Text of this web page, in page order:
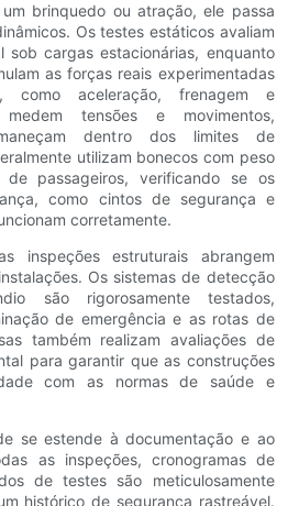
brinquedo ou atração, ele passa
Os testes estáticos avaliam
sob cargas estacionárias, enquanto
as forças reais experimentadas
como aceleração, frenagem e
medem tensões e movimentos,
dentro dos limites de
utilizam bonecos com peso
passageiros, verificando se os
como cintos de segurança e
corretamente.
inspeções estruturais abrangem
Os sistemas de detecção
são rigorosamente testados,
de emergência e as rotas de
também realizam avaliações de
para garantir que as construções
com as normas de saúde e
se estende à documentação e ao
as inspeções, cronogramas de
de testes são meticulosamente
histórico de segurança rastreável.